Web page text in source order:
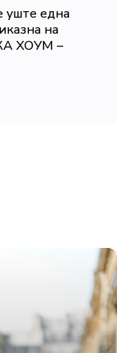
уште една
на
ХОУМ –